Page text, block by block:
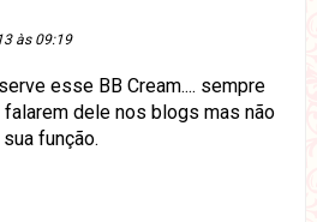
às 09:19
esse BB Cream.... sempre
dele nos blogs mas não
função.